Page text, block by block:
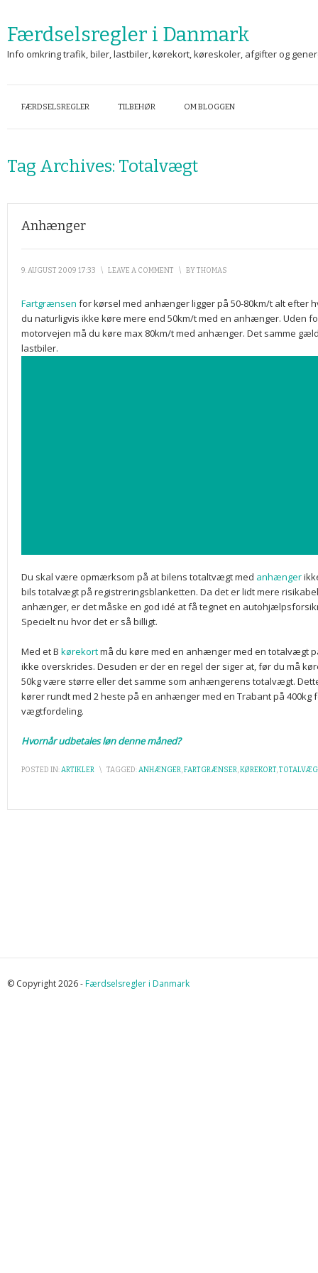
Færdselsregler i Danmark
Info omkring trafik, biler, lastbiler, kørekort, køreskoler, afgifter og
FÆRDSELSREGLER TILBEHØR OM BLOGGEN
Tag Archives: Totalvægt
Anhænger
9. AUGUST 2009 17:33 \ LEAVE A COMMENT \ BYTHOMAS
Fartgrænsen for kørsel med anhænger ligger på 50-80km/t alt efter
du naturligvis ikke køre mere end 50km/t med en anhænger. Uden
motorvejen må du køre max 80km/t med anhænger. Det samme
lastbiler.
Du skal være opmærksom på at bilens totaltvægt med anhænger
bils totalvægt på registreringsblanketten. Da det er lidt mere
anhænger, er det måske en god idé at få tegnet en
Specielt nu hvor det er så billigt.
Med et B kørekortmå du køre med en anhænger med en totalvægt
ikke overskrides. Desuden er der en regel der siger at, før du må
50kg være større eller det samme som anhængerens totalvægt.
kører rundt med 2 heste på en anhænger med en Trabant på
vægtfordeling.
Hvornår udbetales løn denne måned?
POSTED IN:ARTIKLER \ TAGGED:ANHÆNGER,FARTGRÆNSER,KØREKORT,
© Copyright 2026 -Færdselsregler i Danmark